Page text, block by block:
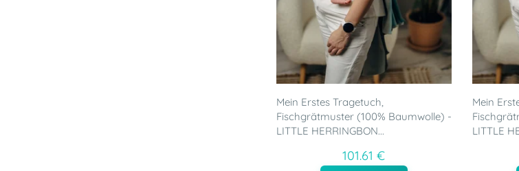
Mein Erstes Tragetuch,
Fischgrätmuster (100% Baumwolle) -
LITTLE HERRINGBON...
101.61 €
Mein
LITTLE